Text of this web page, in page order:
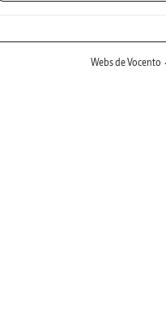
Webs de Vocento